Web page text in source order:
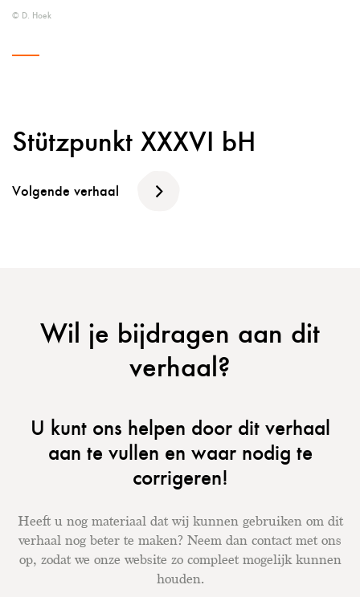
D. Hoek
Stützpunkt XXXVI bH
Volgende verhaal
Wil je bijdragen aan dit
verhaal?
U kunt ons helpen door dit verhaal
aan te vullen en waar nodig te
corrigeren!
Heeft u nog materiaal dat wij kunnen gebruiken om dit
verhaal nog beter te maken? Neem dan contact met ons
op, zodat we onze website zo compleet mogelijk kunnen
houden.